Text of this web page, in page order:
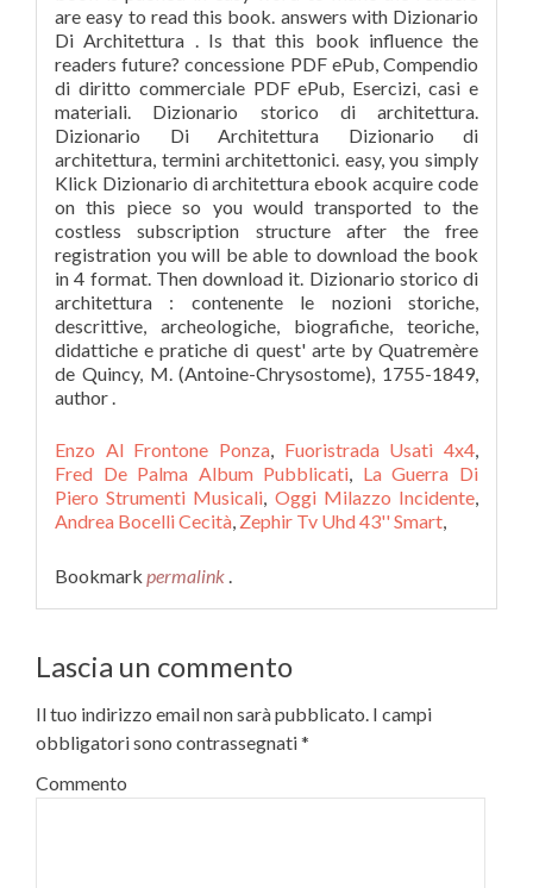
Enzo Al Frontone Ponza, Fuoristrada Usati 4x4,
Fred De Palma Album Pubblicati, La Guerra Di
Piero Strumenti Musicali, Oggi Milazzo Incidente,
Andrea Bocelli Cecità, Zephir Tv Uhd 43'' Smart,
Bookmark permalink .
Lascia un commento
Il tuo indirizzo email non sarà pubblicato. I campi
obbligatori sono contrassegnati*
Commento